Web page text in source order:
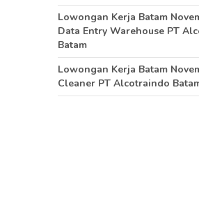
Lowongan Kerja Batam
Data Entry Warehouse PT
Batam
Lowongan Kerja Batam
Cleaner PT Alcotraindo